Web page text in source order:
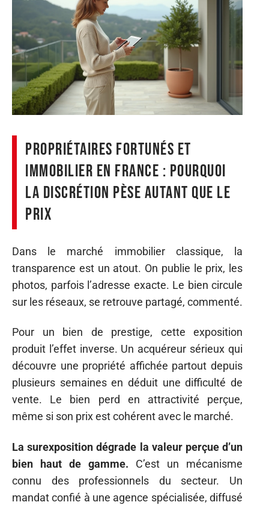
Propriétaires fortunés et
immobilier en France : pourquoi
la discrétion pèse autant que le
prix
Dans le marché immobilier classique, la
transparence est un atout. On publie le prix, les
photos, parfois l’adresse exacte. Le bien circule
sur les réseaux, se retrouve partagé, commenté.
Pour un bien de prestige, cette exposition
produit l’effet inverse. Un acquéreur sérieux qui
découvre une propriété affichée partout depuis
plusieurs semaines en déduit une difficulté de
vente. Le bien perd en attractivité perçue,
même si son prix est cohérent avec le marché.
La surexposition dégrade la valeur perçue d’un
bien haut de gamme. C’est un mécanisme
connu des professionnels du secteur. Un
mandat confié à une agence spécialisée, diffusé